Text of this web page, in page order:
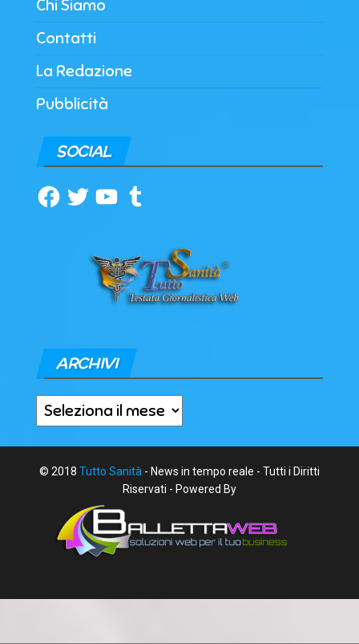
Chi Siamo
Contatti
La Redazione
Pubblicità
SOCIAL
Facebook
TwitterYouTubeTumblr
ARCHIVI
Archivi
© 2018 Tutto Sanità - News in tempo reale - Tutti i Diritti
Riservati - Powered By